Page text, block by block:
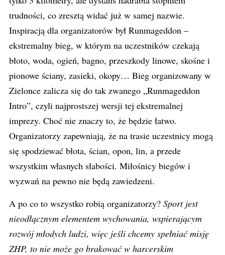
trudności, co zresztą widać już w samej nazwie.
Inspiracją dla organizatorów był Runmageddon –
ekstremalny bieg, w którym na uczestników czekają
błoto, woda, ogień, bagno, przeszkody linowe, skośne i
pionowe ściany, zasieki, okopy… Bieg organizowany w
Zielonce zalicza się do tak zwanego „Runmageddon
Intro”, czyli najprostszej wersji tej ekstremalnej
imprezy. Choć nie znaczy to, że będzie łatwo.
Organizatorzy zapewniają, że na trasie uczestnicy mogą
się spodziewać błota, ścian, opon, lin, a przede
wszystkim własnych słabości. Miłośnicy biegów i
wyzwań na pewno nie będą zawiedzeni.
A po co to wszystko robią organizatorzy? Sport jest
nieodłącznym elementem wychowania, wspierającym
rozwój młodych ludzi, więc jeśli chcemy spełniać misję
ZHP, to nie może go brakować w harcerskim